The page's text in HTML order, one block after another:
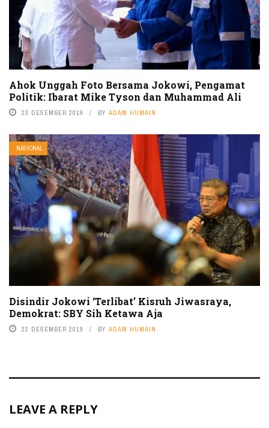
Ahok Unggah Foto Bersama Jokowi, Pengamat
Politik: Ibarat Mike Tyson dan Muhammad Ali
23 DESEMBER 2019 BY ADAM HUMAIN
NASIONAL
Disindir Jokowi ‘Terlibat’ Kisruh Jiwasraya,
Demokrat: SBY Sih Ketawa Aja
22 DESEMBER 2019 BY ADAM HUMAIN
LEAVE A REPLY